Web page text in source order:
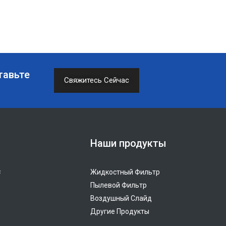
Свяжитесь Сейчас
Наши продукты
Жидкостный Фильтр
Пылевой Фильтр
Воздушный Слайд
Другие Продукты